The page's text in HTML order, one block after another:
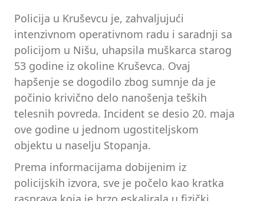
Policija u Kruševcu je, zahvaljujući
intenzivnom operativnom radu i saradnji sa
policijom u Nišu, uhapsila muškarca starog
53 godine iz okoline Kruševca. Ovaj
hapšenje se dogodilo zbog sumnje da je
počinio krivično delo nanošenja teških
telesnih povreda. Incident se desio 20. maja
ove godine u jednom ugostiteljskom
objektu u naselju Stopanja.
Prema informacijama dobijenim iz
policijskih izvora, sve je počelo kao kratka